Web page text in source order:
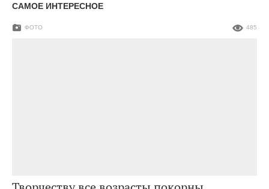
САМОЕ ИНТЕРЕСНОЕ
ФОТО 485